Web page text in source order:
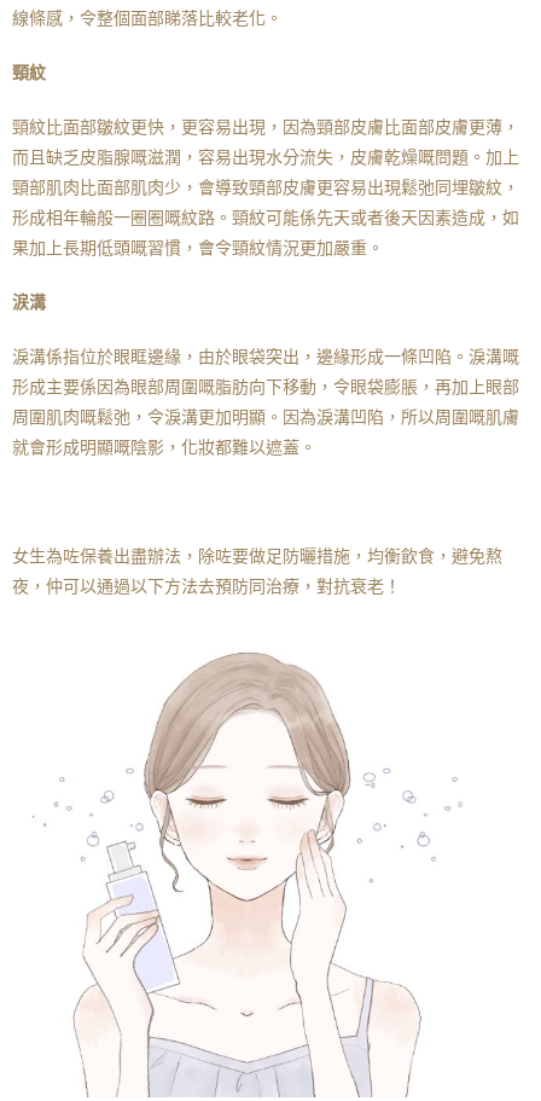
線條感，令整個面部睇落比較老化。
頸紋
頸紋比面部皺紋更快，更容易出現，因為頸部皮膚比面部皮膚更薄，
而且缺乏皮脂腺嘅滋潤，容易出現水分流失，皮膚乾燥嘅問題。加上
頸部肌肉比面部肌肉少，會導致頸部皮膚更容易出現鬆弛同埋皺紋，
形成相年輪般一圈圈嘅紋路。頸紋可能係先天或者後天因素造成，如
果加上長期低頭嘅習慣，會令頸紋情況更加嚴重。
涙溝
淚溝係指位於眼眶邊緣，由於眼袋突出，邊緣形成一條凹陷。淚溝嘅
形成主要係因為眼部周圍嘅脂肪向下移動，令眼袋膨脹，再加上眼部
周圍肌肉嘅鬆弛，令淚溝更加明顯。因為淚溝凹陷，所以周圍嘅肌膚
就會形成明顯嘅陰影，化妝都難以遮蓋。
女生為咗保養出盡辦法，除咗要做足防曬措施，均衡飲食，避免熬
夜，仲可以通過以下方法去預防同治療，對抗衰老！